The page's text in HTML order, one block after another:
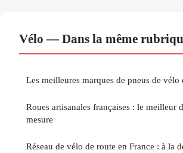
Vélo — Dans la même
Les meilleures marques de pneus de vélo
Roues artisanales françaises : le meilleur
mesure
Réseau de vélo de route en France : à la